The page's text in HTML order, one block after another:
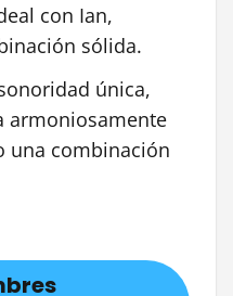
con Ian,
sólida.
única,
armoniosamente
una combinación